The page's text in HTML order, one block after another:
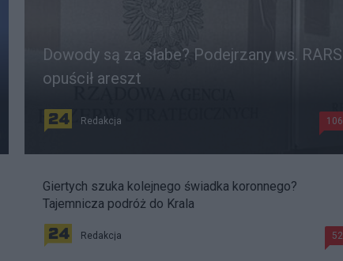
Dowody są za słabe? Podejrzany ws. RARS
opuścił areszt
Redakcja 106
Giertych szuka kolejnego świadka koronnego?
Tajemnicza podróż do Krala
Redakcja 52